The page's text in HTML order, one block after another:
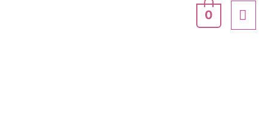
0